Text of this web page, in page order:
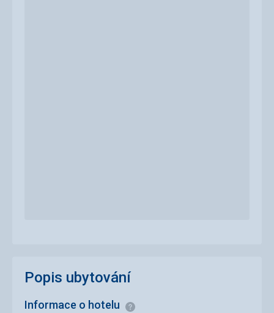
Popis ubytování
Informace o hotelu Informace